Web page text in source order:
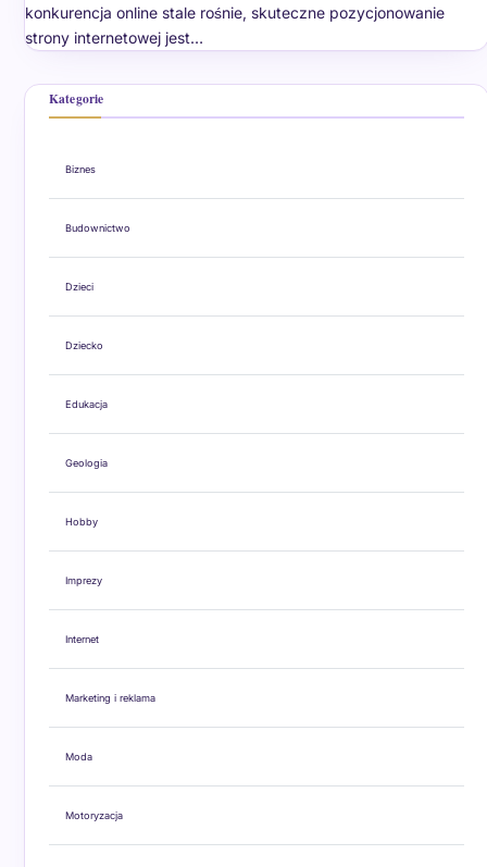
konkurencja online stale rośnie, skuteczne pozycjonowanie
strony internetowej jest…
Kategorie
Biznes
Budownictwo
Dzieci
Dziecko
Edukacja
Geologia
Hobby
Imprezy
Internet
Marketing i reklama
Moda
Motoryzacja